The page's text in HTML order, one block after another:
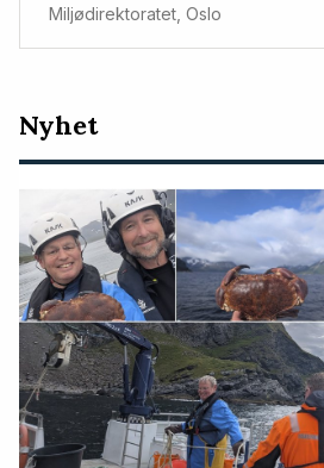
Miljødirektoratet, Oslo
Nyeste
artikler
Nyhet